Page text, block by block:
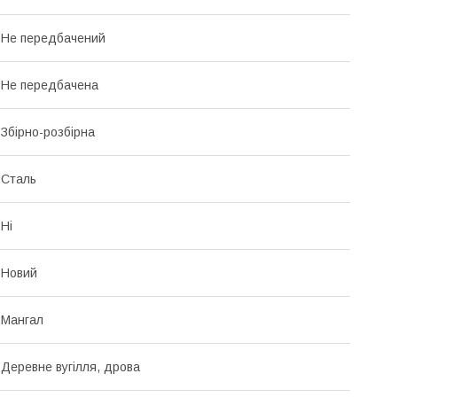
Не передбачений
Не передбачена
Збірно-розбірна
Сталь
Ні
Новий
Мангал
Деревне вугілля, дрова